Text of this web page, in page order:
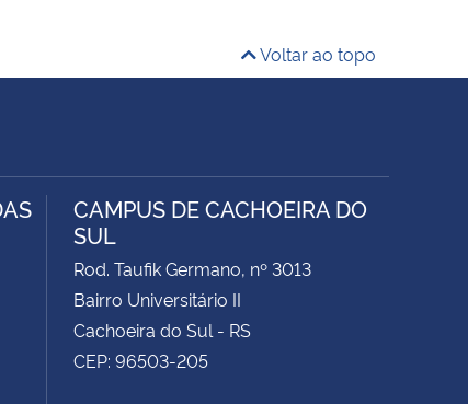
Voltar ao topo
CAMPUS DE CACHOEIRA DO
SUL
Rod. Taufik Germano, nº 3013
Bairro Universitário II
Cachoeira do Sul - RS
CEP: 96503-205